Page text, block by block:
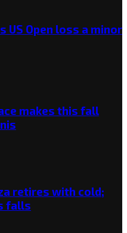
US Open loss a minor
makes this fall
retires with cold;
falls